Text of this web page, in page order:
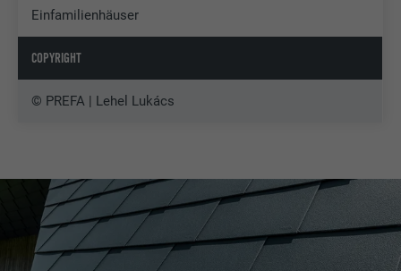
Einfamilienhäuser
COPYRIGHT
© PREFA | Lehel Lukács